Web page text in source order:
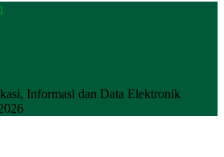
Informasi dan Data Elektronik